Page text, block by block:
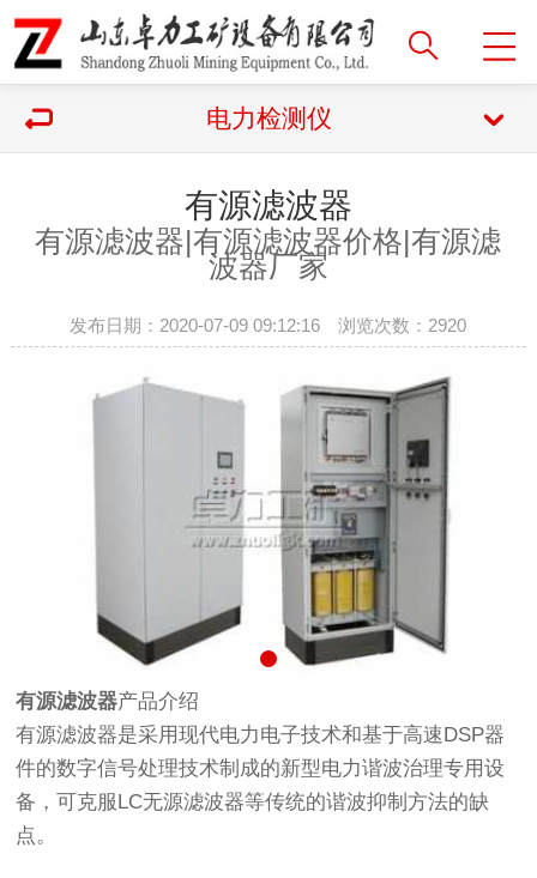
电力检测仪
有源滤波器
有源滤波器|有源滤波器价格|有源滤
波器厂家
发布日期：2020-07-09 09:12:16 浏览次数： 2920
有源滤波器产品介绍
有源滤波器是采用现代电力电子技术和基于高速DSP器
件的数字信号处理技术制成的新型电力谐波治理专用设
备，可克服LC无源滤波器等传统的谐波抑制方法的缺
点。